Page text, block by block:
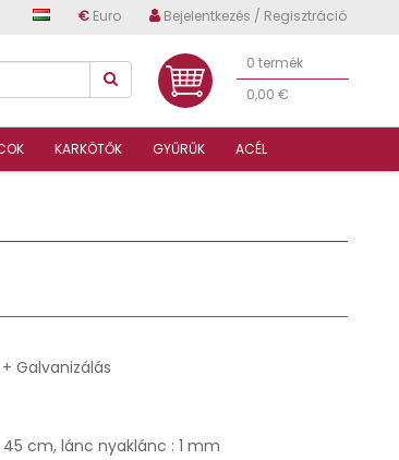
€ Euro Bejelentkezés / Regisztráció
0 termék
0,00 €
KARKÖTŐK GYŰRŰK ACÉL
Galvanizálás
cm, lánc nyaklánc : 1 mm